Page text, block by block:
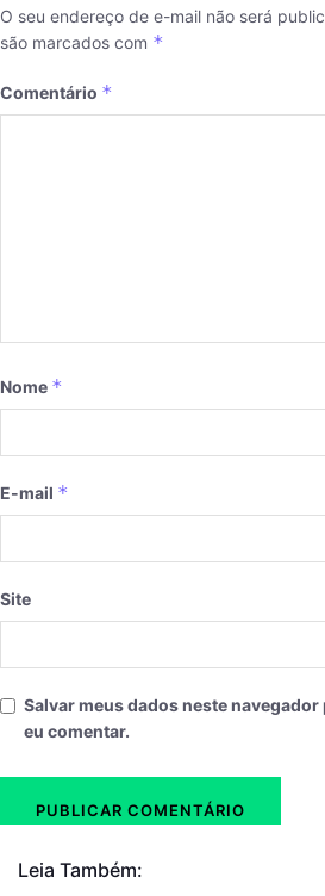
O seu endereço de e-mail não será
são marcados com *
Comentário *
Nome *
E-mail *
Site
Salvar meus dados neste
eu comentar.
Leia Também: